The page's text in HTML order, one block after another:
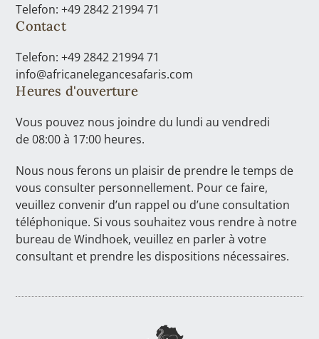
Telefon: +49 2842 21994 71
Contact
Telefon: +49 2842 21994 71
info@africanelegancesafaris.com
Heures d'ouverture
Vous pouvez nous joindre du lundi au vendredi
de 08:00 à 17:00 heures.
Nous nous ferons un plaisir de prendre le temps de
vous consulter personnellement. Pour ce faire,
veuillez convenir d’un rappel ou d’une consultation
téléphonique. Si vous souhaitez vous rendre à notre
bureau de Windhoek, veuillez en parler à votre
consultant et prendre les dispositions nécessaires.